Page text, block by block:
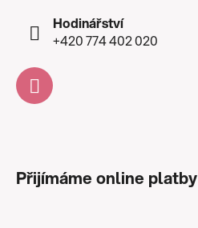
Hodinářství
+420 774 402 020
Přijímáme online platby